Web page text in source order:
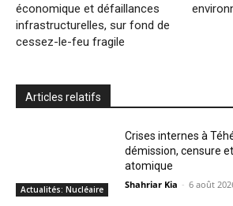
économique et défaillances
infrastructurelles, sur fond de
cessez-le-feu fragile
Articles relatifs
Actualités: Nucléaire
Crises internes à
démission, censure
atomique
Shahriar Kia - 6 août